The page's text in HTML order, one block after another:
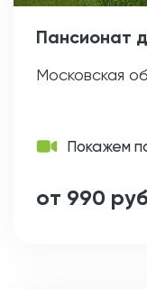
Пансионат
Московская
Покажем
от 990